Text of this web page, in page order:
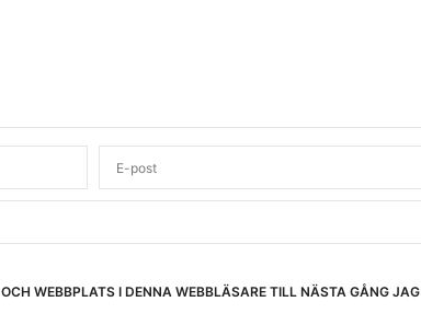
WEBBPLATS I DENNA WEBBLÄSARE TILL NÄSTA GÅNG JAG